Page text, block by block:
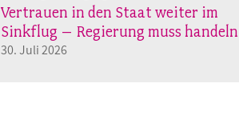
Vertrauen in den Staat weiter im
Sinkflug – Regierung muss handeln
30. Juli 2026